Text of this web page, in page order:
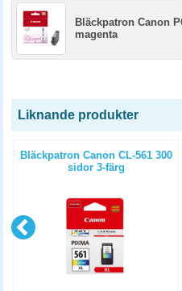
Bläckpatron Canon
magenta
Liknande produkter
Bläckpatron Canon CL-561 300
sidor 3-färg